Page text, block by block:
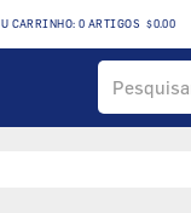
CARRINHO: 0 ARTIGOS $0.00